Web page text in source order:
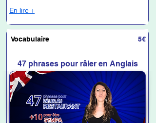
En lire +
Vocabulaire 5€
47 phrases pour râler en Anglais